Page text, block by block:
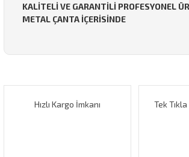
KALİTELİ VE GARANTİLİ PROFESYONEL
METAL ÇANTA İÇERİSİNDE
Görüş ve önerileriniz için teşekkür ederiz.
Hızlı Kargo İmkanı Tek